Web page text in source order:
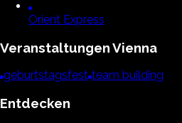
Orient Express
VeranstaltungenVienna
geburtstagsfest team building
Entdecken